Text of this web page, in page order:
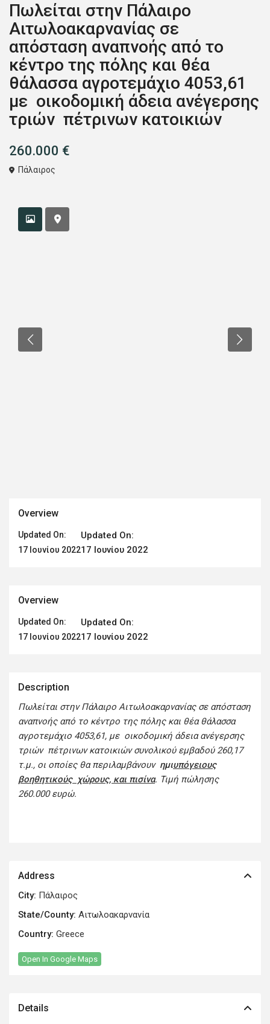
Πωλείται στην Πάλαιρο
Αιτωλοακαρνανίας σε
απόσταση αναπνοής από το
κέντρο της πόλης και θέα
θάλασσα αγροτεμάχιο 4053,61
με οικοδομική άδεια ανέγερσης
τριών πέτρινων κατοικιών
260.000 €
Πάλαιρος
Overview
Updated On:
17 Ιουνίου 2022
Updated On:
17 Ιουνίου 2022
Overview
Updated On:
17 Ιουνίου 2022
Updated On:
17 Ιουνίου 2022
Description
Πωλείται στην Πάλαιρο Αιτωλοακαρνανίας σε απόσταση
αναπνοής από το κέντρο της πόλης και θέα θάλασσα
αγροτεμάχιο 4053,61, με οικοδομική άδεια ανέγερσης
τριών πέτρινων κατοικιών συνολικού εμβαδού 260,17
τ.μ., οι οποίες θα περιλαμβάνουν ημιυπόγειους
βοηθητικούς χώρους, και πισίνα. Τιμή πώλησης
260.000 ευρώ.
Address
City: Πάλαιρος
State/County: Αιτωλοακαρνανία
Country: Greece
Open In Google Maps
Details